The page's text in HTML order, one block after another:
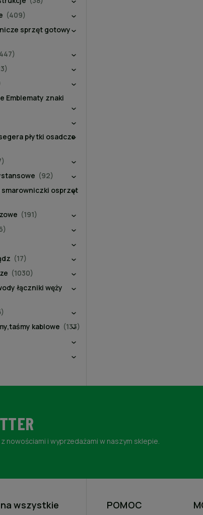
(409)
sprzęt gotowy
Emblematy znaki
płytki osadcze
(92)
smarowniczki osprzęt
(191)
(17)
(1030)
łączniki węży
kablowe (133)
nowościami i wyprzedażami w naszym sklepie.
wszystkie
POMOC